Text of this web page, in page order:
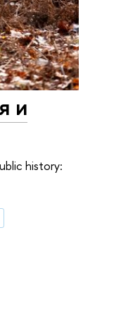
и
history: